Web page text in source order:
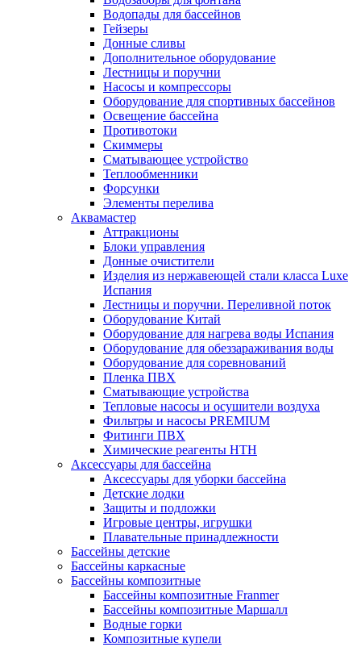
Водопады для бассейнов
Гейзеры
Донные сливы
Дополнительное оборудование
Лестницы и поручни
Насосы и компрессоры
Оборудование для спортивных бассейнов
Освещение бассейна
Противотоки
Скиммеры
Сматывающее устройство
Теплообменники
Форсунки
Элементы перелива
Аквамастер
Аттракционы
Блоки управления
Донные очистители
Изделия из нержавеющей стали класса Luxe
Испания
Лестницы и поручни. Переливной поток
Оборудование Китай
Оборудование для нагрева воды Испания
Оборудование для обеззараживания воды
Оборудование для соревнований
Пленка ПВХ
Сматывающие устройства
Тепловые насосы и осушители воздуха
Фильтры и насосы PREMIUM
Фитинги ПВХ
Химические реагенты HTH
Аксессуары для бассейна
Аксессуары для уборки бассейна
Детские лодки
Защиты и подложки
Игровые центры, игрушки
Плавательные принадлежности
Бассейны детские
Бассейны каркасные
Бассейны композитные
Бассейны композитные Franmer
Бассейны композитные Маршалл
Водные горки
Композитные купели